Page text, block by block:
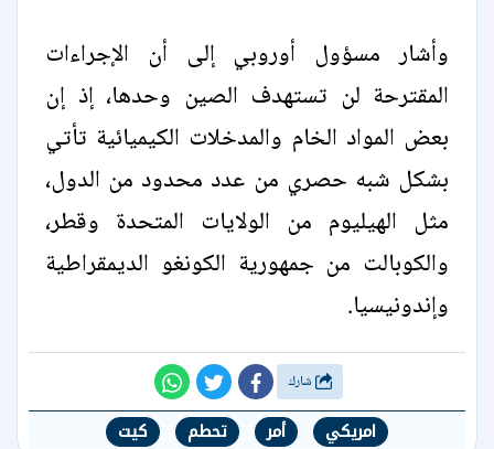
وأشار مسؤول أوروبي إلى أن الإجراءات
المقترحة لن تستهدف الصين وحدها، إذ إن
بعض المواد الخام والمدخلات الكيميائية تأتي
بشكل شبه حصري من عدد محدود من الدول،
مثل الهيليوم من الولايات المتحدة وقطر،
والكوبالت من جمهورية الكونغو الديمقراطية
وإندونيسيا.
امريكي أمر تحطم كيت